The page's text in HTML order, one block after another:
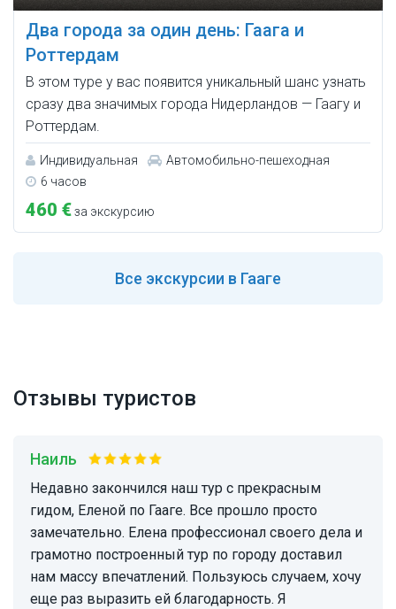
Два города за один день: Гаага и
Роттердам
В этом туре у вас появится уникальный шанс узнать
сразу два значимых города Нидерландов — Гаагу и
Роттердам.
Индивидуальная
Автомобильно-пешеходная
6 часов
460 €за экскурсию
Все экскурсии в Гааге
Отзывы туристов
Наиль
Недавно закончился наш тур с прекрасным
гидом, Еленой по Гааге. Все прошло просто
замечательно. Елена профессионал своего дела и
грамотно построенный тур по городу доставил
нам массу впечатлений. Пользуюсь случаем, хочу
еще раз выразить ей благодарность. Я